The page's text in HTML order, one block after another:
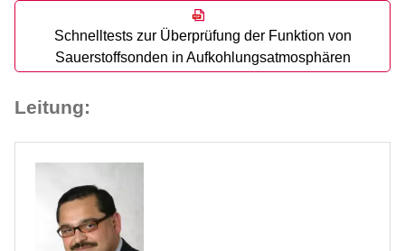
Schnelltests zur Überprüfung der Funktion von
Sauerstoffsonden in Aufkohlungsatmosphären
Leitung: